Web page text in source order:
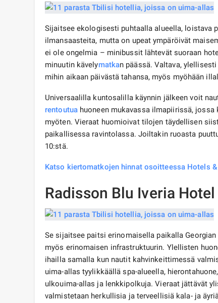
Sijaitsee ekologisesti puhtaalla alueella, loistava
ilmansaasteita, mutta on upeat ympäröivät
ei ole ongelmia – minibussit lähtevät suoraan
minuutin kävelymatkan päässä. Valtava,
mihin aikaan päivästä tahansa, myös myöhään
Universaalilla kuntosalilla käynnin jälkeen voit
rentoutuahuoneen mukavassa ilmapiirissä,
myöten. Vieraat huomioivat tilojen täydellisen
paikallisessa ravintolassa. Joiltakin ruoasta
10:stä.
Katso kiertomatkojen hinnat osoitteessa Hotels
Radisson Blu Iveria
Se sijaitsee paitsi erinomaisella paikalla Georgian
myös erinomaisen infrastruktuurin. Ylellisten
ihailla samalla kun nautit kahvinkeittimessä
uima-allas tyylikkäällä spa-alueella,
ulkouima-allas ja lenkkipolkuja. Vieraat jättävät
valmistetaan herkullisia ja terveellisiä kala- ja